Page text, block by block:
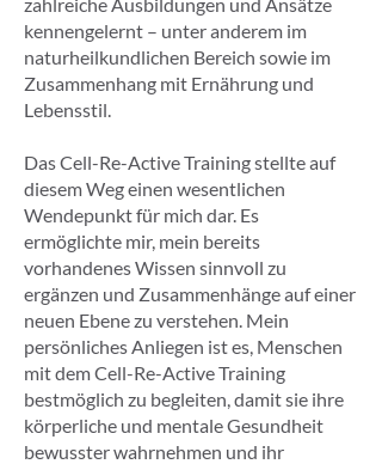
kennengelernt – unter anderem im
naturheilkundlichen Bereich sowie im
Zusammenhang mit Ernährung und
Lebensstil.
Das Cell-Re-Active Training stellte auf
diesem Weg einen wesentlichen
Wendepunkt für mich dar. Es
ermöglichte mir, mein bereits
vorhandenes Wissen sinnvoll zu
ergänzen und Zusammenhänge auf einer
neuen Ebene zu verstehen. Mein
persönliches Anliegen ist es, Menschen
mit dem Cell-Re-Active Training
bestmöglich zu begleiten, damit sie ihre
körperliche und mentale Gesundheit
bewusster wahrnehmen und ihr